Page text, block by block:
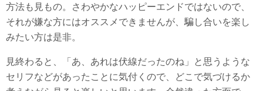
方法も見もの。さわやかなハッピーエンドではないので、
それが嫌な方にはオススメできませんが、騙し合いを楽し
みたい方は是非。
見終わると、「あ、あれは伏線だったのね」と思うような
セリフなどがあったことに気付くので、どこで気づけるか